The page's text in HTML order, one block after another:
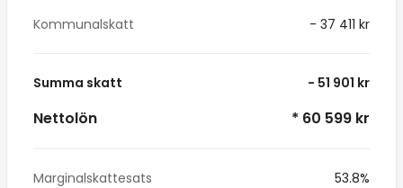
Kommunalskatt
- 37 411 kr
Summa skatt - 51 901 kr
Nettolön * 60 599 kr
Marginalskattesats
53.8%